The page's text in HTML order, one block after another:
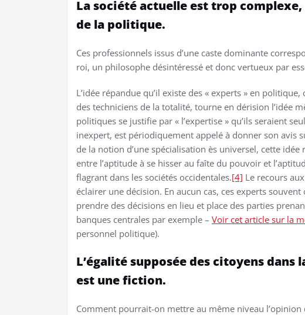
La société actuelle est trop
de la politique.
Ces professionnels issus d’une caste dominante
roi, un philosophe désintéressé et donc vertueux par
L’idée répandue qu’il existe des « experts » en
des techniciens de la totalité, tourne en dérision l’idée
politiques se justifie par « l’expertise » qu’ils seraient
inexpert, est périodiquement appelé à donner son avis
de la notion d’une spécialisation ès universel, cette
entre l’aptitude à se hisser au faîte du pouvoir et
flagrant dans les sociétés occidentales.[4] Le recours
éclairer une décision. En aucun cas, ces experts
prendre des décisions en lieu et place des parties
banques centrales par exemple – Voir cet article sur la
personnel politique).
L’égalité supposée des citoyens
est une fiction.
Comment pourrait-on mettre au même niveau l’opinion